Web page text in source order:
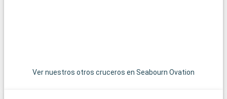
Ver nuestros otros cruceros en Seabourn Ovation